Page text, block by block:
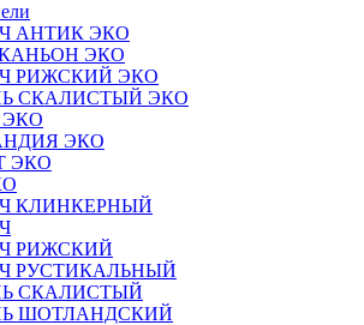
АНТИК ЭКО
ЭКО
РИЖСКИЙ ЭКО
СКАЛИСТЫЙ ЭКО
ЭКО
ЭКО
КЛИНКЕРНЫЙ
РИЖСКИЙ
РУСТИКАЛЬНЫЙ
СКАЛИСТЫЙ
ШОТЛАНДСКИЙ